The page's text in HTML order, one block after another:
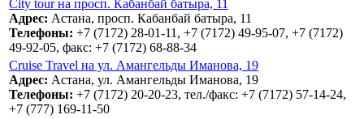
City tour на просп. Кабанбай батыра, 11
Адрес: Астана, просп. Кабанбай батыра, 11
Телефоны: +7 (7172) 28-01-11, +7 (7172) 49-95-07, +7 (7172)
49-92-05, факс: +7 (7172) 68-88-34
Cruise Travel на ул. Амангельды Иманова, 19
Адрес: Астана, ул. Амангельды Иманова, 19
Телефоны: +7 (7172) 20-20-23, тел./факс: +7 (7172) 57-14-24,
+7 (777) 169-11-50